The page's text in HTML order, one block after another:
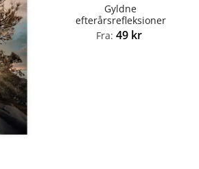
Gyldne
efterårsrefleksioner
Fra: 49 kr